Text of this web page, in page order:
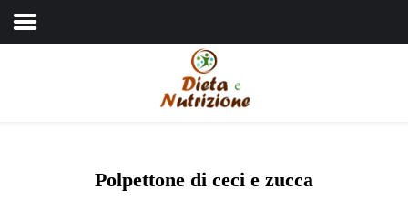
Dieta e nutrizionePolpettone di ceci e zucca